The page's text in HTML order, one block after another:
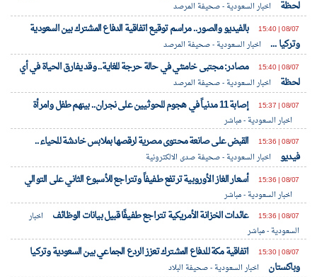
لحظة
اخبار السعودية - صحيفة المرصد
08/07 | 15:40
بالفيديو والصور.. مراسم توقيع اتفاقية الدفاع المشترك بين السعودية
وتركيا ...
اخبار السعودية - صحيفة المرصد
08/07 | 15:40
مصادر: مجتبى خامنئي في حالة حرجة للغاية.. وقد يفارق الحياة في أي
لحظة
اخبار السعودية - صحيفة المرصد
08/07 | 15:37
إصابة 11 مدنياً في هجوم للحوثيين على نجران.. بينهم طفل وامرأة
اخبار السعودية - مباشر
08/07 | 15:36
القبض على صانعة محتوى مصرية لرقصها بملابس خادشة للحياء..
فيديو
اخبار السعودية - صحيفة صدى الالكترونية
08/07 | 15:36
أسعار الغاز الأوروبية ترتفع طفيفاً وتتراجع للأسبوع الثاني على التوالي
اخبار السعودية - مباشر
08/07 | 15:36
عائدات الخزانة الأمريكية تتراجع طفيفًا قبيل بيانات الوظائف
اخبار
السعودية - مباشر
08/07 | 15:30
اتفاقية مكة للدفاع المشترك تعزز الردع الجماعي بين السعودية وتركيا
وباكستان
اخبار السعودية - صحيفة البلاد